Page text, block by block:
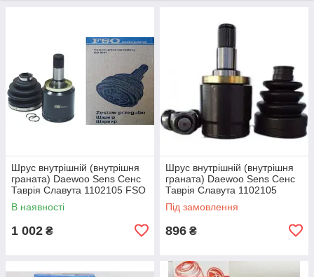
Шрус внутрішній (внутрішня
граната) Daewoo Sens Сенс
Таврія Славута 1102105 FSO
В наявності
1 002 ₴
Шрус внутрішній (внутрішня
граната) Daewoo Sens Сенс
Таврія Славута 1102105
ZOLLEX
Під замовлення
896 ₴